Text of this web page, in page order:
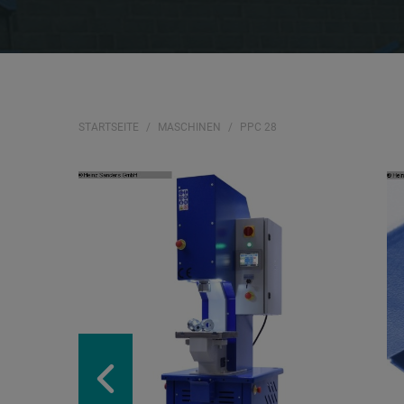
STARTSEITE MASCHINEN PPC 28